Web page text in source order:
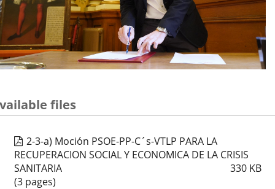
files
2-3-a) Moción PSOE-PP-C´s-VTLP PARA LA
RECUPERACION SOCIAL Y ECONOMICA DE LA CRISIS
SANITARIA
330 KB
(3 pages)